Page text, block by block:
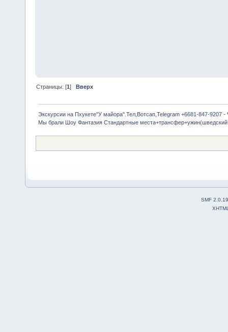
Страницы: [1]Вверх
Экскурсии на Пхукете"У майора".Тел,Вотсап,Telegram +6681-847-9207 -
Мы брали Шоу Фантазия Стандартные места+трансфер+ужин(шведский
SMF 2.0.19